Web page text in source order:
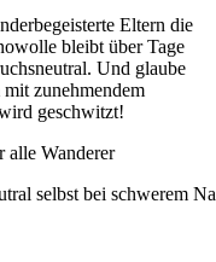
Eltern die
bleibt über Tage
Und glaube
zunehmendem
geschwitzt!
selbst bei schwerem